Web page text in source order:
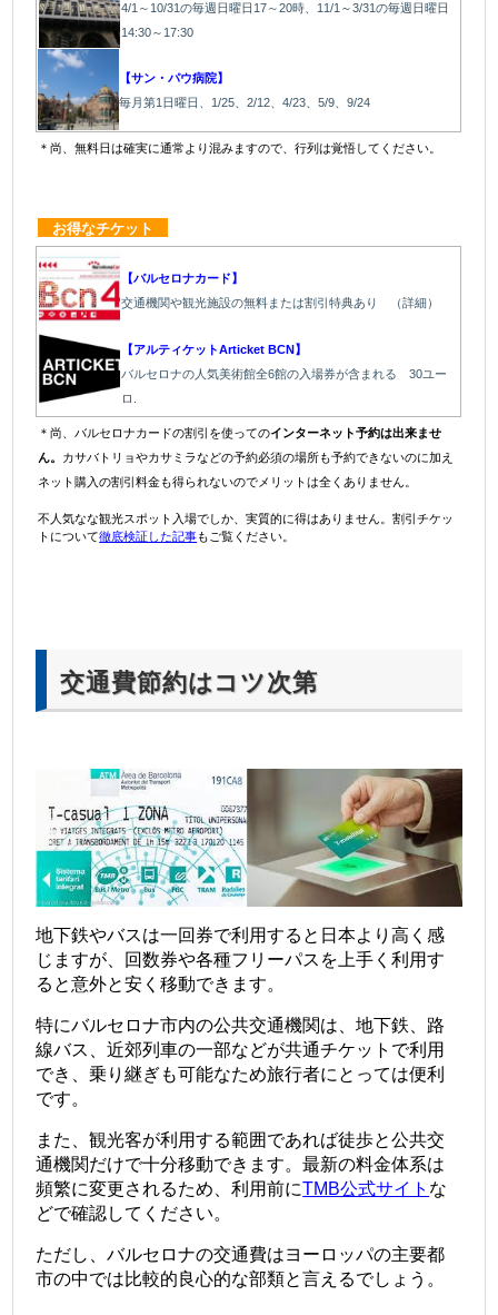
4/1～10/31の毎週日曜日17～20時、11/1～3/31の毎週日曜日
14:30～17:30
【サン・パウ病院】
毎月第1日曜日、1/25、2/12、4/23、5/9、9/24
＊尚、無料日は確実に通常より混みますので、行列は覚悟してください。
お得なチケット
【バルセロナカード】
交通機関や観光施設の無料または割引特典あり （詳細）
【アルティケットArticket BCN】
バルセロナの人気美術館全6館の入場券が含まれる 30ユー
ロ.
＊尚、バルセロナカードの割引を使ってのインターネット予約は出来ませ
ん。 カサバトリョやカサミラなどの予約必須の場所も予約できないのに加え
ネット購入の割引料金も得られないのでメリットは全くありません。
不人気なな観光スポット入場でしか、実質的に得はありません。割引チケッ
トについて徹底検証した記事もご覧ください。
交通費節約はコツ次第
地下鉄やバスは一回券で利用すると日本より高く感
じますが、回数券や各種フリーパスを上手く利用す
ると意外と安く移動できます。
特にバルセロナ市内の公共交通機関は、地下鉄、路
線バス、近郊列車の一部などが共通チケットで利用
でき、乗り継ぎも可能なため旅行者にとっては便利
です。
また、観光客が利用する範囲であれば徒歩と公共交
通機関だけで十分移動できます。最新の料金体系は
頻繁に変更されるため、利用前にTMB公式サイト な
どで確認してください。
ただし、バルセロナの交通費はヨーロッパの主要都
市の中では比較的良心的な部類と言えるでしょう。